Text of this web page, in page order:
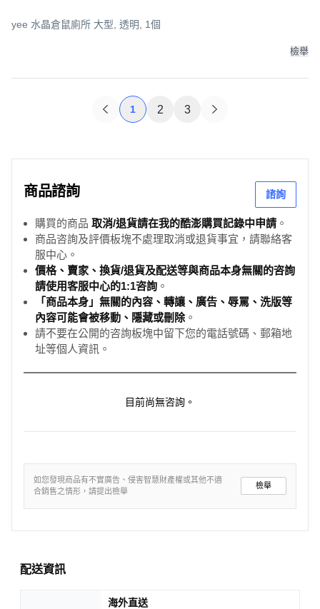
yee 水晶倉鼠廁所 大型, 透明, 1個
檢舉
1 2 3
商品諮詢 諮詢
購買的商品 取消/退貨請在我的酷澎購買記錄中申請 。
商品咨詢及評價板塊不處理取消或退貨事宜，請聯絡客
服中心。
價格、賣家、換貨/退貨及配送等與商品本身無關的咨詢
請使用客服中心的1:1咨詢 。
「商品本身」無關的內容、轉讓、廣告、辱罵、洗版等
內容可能會被移動、隱藏或刪除。
請不要在公開的咨詢板塊中留下您的電話號碼、郵箱地
址等個人資訊。
目前尚無咨詢。
如您發現商品有不實廣告、侵害智慧財產權或其他不適
合銷售之情形，請提出檢舉
檢舉
配送資訊
海外直送